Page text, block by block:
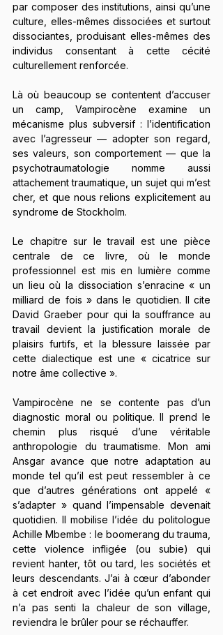
par composer des institutions, ainsi qu’une
culture, elles-mêmes dissociées et surtout
dissociantes, produisant elles-mêmes des
individus consentant à cette cécité
culturellement renforcée.
Là où beaucoup se contentent d’accuser
un camp, Vampirocène examine un
mécanisme plus subversif : l’identification
avec l’agresseur — adopter son regard,
ses valeurs, son comportement — que la
psychotraumatologie nomme aussi
attachement traumatique, un sujet qui m’est
cher, et que nous relions explicitement au
syndrome de Stockholm.
Le chapitre sur le travail est une pièce
centrale de ce livre, où le monde
professionnel est mis en lumière comme
un lieu où la dissociation s’enracine « un
milliard de fois » dans le quotidien. Il cite
David Graeber pour qui la souffrance au
travail devient la justification morale de
plaisirs furtifs, et la blessure laissée par
cette dialectique est une « cicatrice sur
notre âme collective ».
Vampirocène ne se contente pas d’un
diagnostic moral ou politique. Il prend le
chemin plus risqué d’une véritable
anthropologie du traumatisme. Mon ami
Ansgar avance que notre adaptation au
monde tel qu’il est peut ressembler à ce
que d’autres générations ont appelé «
s’adapter » quand l’impensable devenait
quotidien. Il mobilise l’idée du politologue
Achille Mbembe : le boomerang du trauma,
cette violence infligée (ou subie) qui
revient hanter, tôt ou tard, les sociétés et
leurs descendants. J’ai à cœur d’abonder
à cet endroit avec l’idée qu’un enfant qui
n’a pas senti la chaleur de son village,
reviendra le brûler pour se réchauffer.